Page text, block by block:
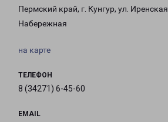
Пермский край, г. Кунгур, ул. Иренская
Набережная
на карте
ТЕЛЕФОН
8 (34271) 6-45-60
EMAIL